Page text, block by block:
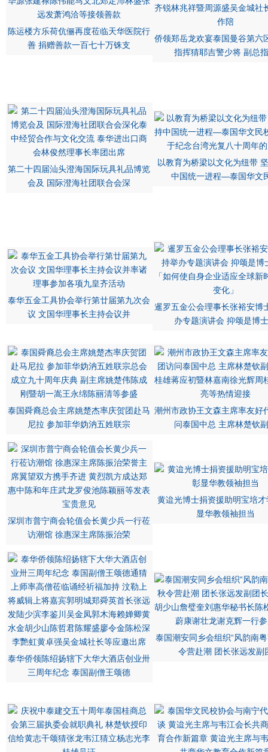
陈运楼方乐荷伉俪再度莅临天华医院行
善 捐赠善款一百七十万铢支
侨领郑岳龙欢宴泰国曼谷第六
指挥猜耶吉警少将 副总
第二十四届汕头澄海国际玩具礼品博览
会及 国际澄海社团联合会深
以教育为桥梁以文化为纽带
中国统一进程—泰国华文
泰华五金工具协会举行第廿届第九次会
议 文国华理事长主持会议并
暹罗五金公会理事长张裕安博
办专题演讲会 抑颂是博
泰国舜裔总会主席姚楚杰率庆贺团赴马
尼拉 参加菲华妫汭五姓联宗
潮州市政协王文森主席率友好
问泰国中总 主席林楚钦
深圳市普宁商会轮值会长黄少兵一行莅
访潮馆 徐惠深主席陈振治荣
黄迨光博士捐资援助明宝培
显华教领袖担当
泰华侨领陈绍扬辖下大华大酒店创业卅
三周年纪念 泰国副僧王颂德
泰国潮安同乡会组织“风韵南
令营赴潮 团长张远发副